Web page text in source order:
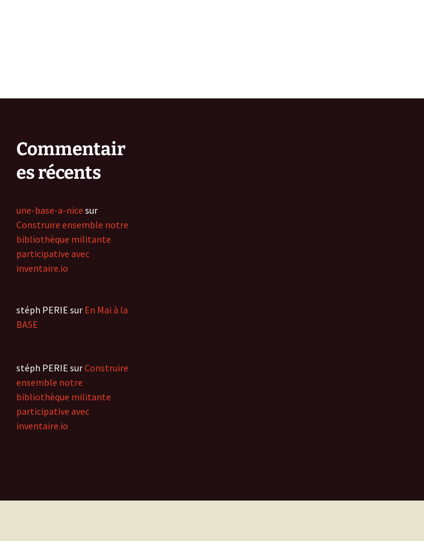
Commentair
es récents
une-base-a-nice sur
Construire ensemble notre
bibliothèque militante
participative avec
inventaire.io
stéph PERIE sur En Mai à la
BASE
stéph PERIE surConstruire
ensemble notre
bibliothèque militante
participative avec
inventaire.io